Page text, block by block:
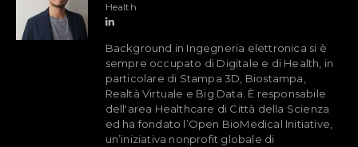
Health
Background in Ingegneria elettronica si è
sempre occupato di Digitale e di Health, in
particolare di Stampa 3D, Biostampa,
Realtà Virtuale e Big Data. È responsabile
dell'area Healthcare di Città della Scienza
ed ha fondato l’Open BioMedical Initiative,
un’iniziativa nonprofit globale di